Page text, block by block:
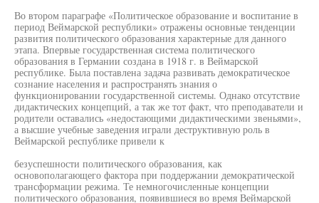
Во втором параграфе «Политическое образование и воспитание в
период Веймарской республики» отражены основные тенденции
развития политического образования характерные для данного
этапа. Впервые государственная система политического
образования в Германии создана в 1918 г. в Веймарской
республике. Была поставлена задача развивать демократическое
сознание населения и распространять знания о
функционировании государственной системы. Однако отсутствие
дидактических концепций, а так же тот факт, что преподаватели и
родители оставались «недостающими дидактическими звеньями»,
а высшие учебные заведения играли деструктивную роль в
Веймарской республике привели к
безуспешности политического образования, как
основополагающего фактора при поддержании демократической
трансформации режима. Те немногочисленные концепции
политического образования, появившиеся во время Веймарской